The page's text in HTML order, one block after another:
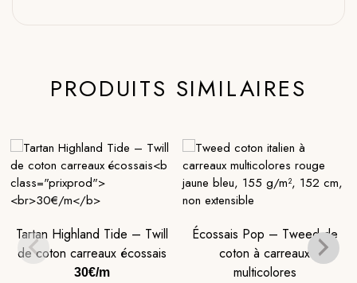
PRODUITS SIMILAIRES
Tartan Highland Tide – Twill
de coton carreaux écossais
30€/m
Écossais Pop – Tweed de
coton à carreaux
multicolores